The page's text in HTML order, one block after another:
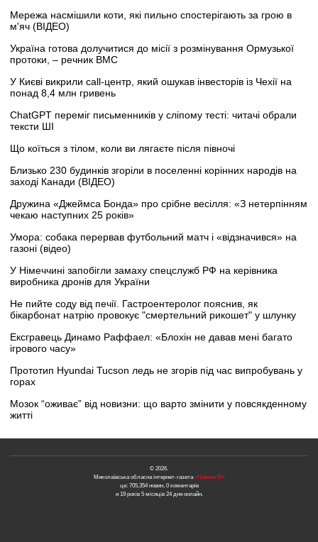
Мережа насмішили коти, які пильно спостерігають за грою в
м'яч (ВІДЕО)
Україна готова долучитися до місії з розмінування Ормузької
протоки, – речник ВМС
У Києві викрили call-центр, який ошукав інвесторів із Чехії на
понад 8,4 млн гривень
ChatGPT переміг письменників у сліпому тесті: читачі обрали
тексти ШІ
Що коїться з тілом, коли ви лягаєте після півночі
Близько 230 будинків згоріли в поселенні корінних народів на
заході Канади (ВІДЕО)
Дружина «Джеймса Бонда» про срібне весілля: «З нетерпінням
чекаю наступних 25 років»
Умора: собака перервав футбольний матч і «відзначився» на
газоні (відео)
У Німеччині запобігли замаху спецслужб РФ на керівника
виробника дронів для України
Не пийте соду від печії. Гастроентеролог пояснив, як
бікарбонат натрію провокує "смертельний рикошет" у шлунку
Ексгравець Динамо Раффаел: «Блохін не давав мені багато
ігрового часу»
Прототип Hyundai Tucson ледь не згорів під час випробувань у
горах
Мозок “оживає” від новизни: що варто змінити у повсякденному
житті
© 2026.
Миколаївська обласна інтернет-газета«Новини N»
це: 705,354 новин, 0 коментарів
и 19 років 5 місяців 24 дня онлайн.